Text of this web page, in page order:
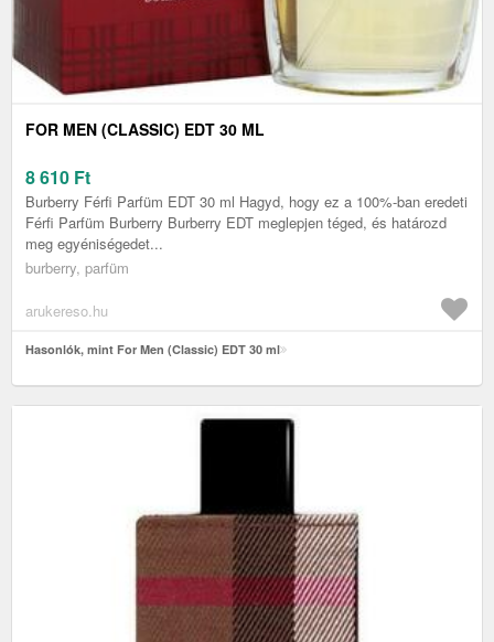
FOR MEN (CLASSIC) EDT 30 ML
8 610 Ft
Burberry Férfi Parfüm EDT 30 ml Hagyd, hogy ez a 100%-ban eredeti
Férfi Parfüm Burberry Burberry EDT meglepjen téged, és határozd
meg egyéniségedet...
burberry, parfüm
arukereso.hu
Hasonlók, mint For Men (Classic) EDT 30 ml